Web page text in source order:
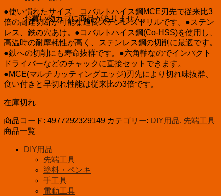
お買い物カゴに商品がありません。
●使い慣れたサイズ、コバルトハイス鋼MCE刃先で従来比3
倍の高速切断が可能な適長ステンレスドリルです。●ステン
レス、鉄の穴あけ。●コバルトハイス鋼(Co-HSS)を使用し、
高温時の耐摩耗性が高く、ステンレス鋼の切削に最適です。
●鉄への切削にも寿命抜群です。●六角軸なのでインパクト
ドライバーなどのチャックに直接セットできます。
●MCE(マルチカッティングエッジ)刃先により切れ味抜群、
食い付きと早切れ性能は従来比の3倍です。
在庫切れ
商品コード: 4977292329149 カテゴリー: DIY用品, 先端工具
商品一覧
DIY用品
先端工具
塗料・ペンキ
手工具
電動工具